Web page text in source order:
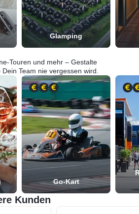
Glamping
Touren und mehr – Gestalte
Team nie vergessen wird.
Go-Kart
Kunden